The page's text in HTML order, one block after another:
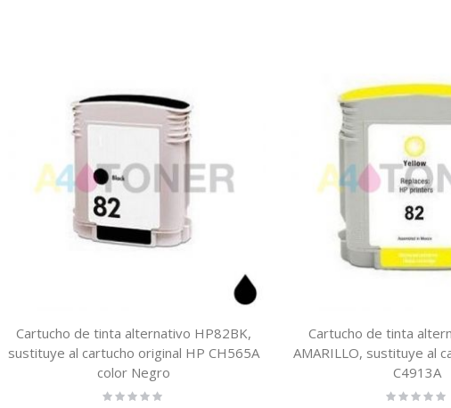
Cartucho de tinta alternativo HP82BK,
sustituye al cartucho original HP CH565A
color Negro
Rating:
Cartucho de tinta
AMARILLO, sustituye al
C4913A
Rating: